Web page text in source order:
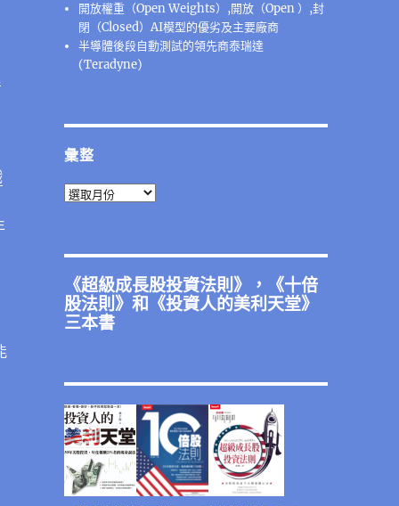
開放權重（Open Weights）,開放（Open ）,封
閉（Closed）AI模型的優劣及主要廠商
半導體後段⾃動測試的領先商泰瑞達
(Teradyne)
彙整
彙
《超級成長股投資法則》，《十倍
股法則》和《投資人的美利天堂》
三本書